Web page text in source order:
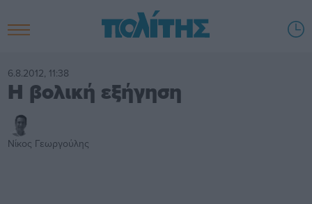
6.8.2012, 11:38
Η βολική εξήγηση
Νίκος Γεωργούλης